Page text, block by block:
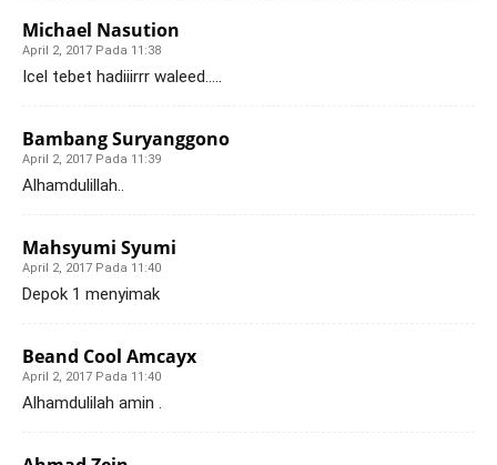
Michael Nasution
April 2, 2017 Pada 11:38
Icel tebet hadiiirrr waleed…..
Bambang Suryanggono
April 2, 2017 Pada 11:39
Alhamdulillah..
Mahsyumi Syumi
April 2, 2017 Pada 11:40
Depok 1 menyimak
Beand Cool Amcayx
April 2, 2017 Pada 11:40
Alhamdulilah amin .